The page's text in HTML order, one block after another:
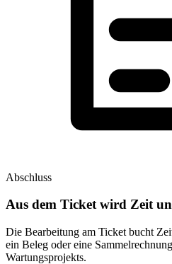
Abschluss
Aus dem Ticket wird Zeit
Die Bearbeitung am Ticket bucht
ein Beleg oder eine
Wartungsprojekts.